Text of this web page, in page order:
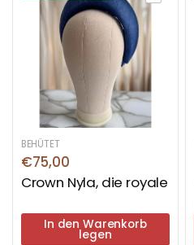
BEHÜTET
€75,00
Crown Nyla, die royale
In den Warenkorb
legen